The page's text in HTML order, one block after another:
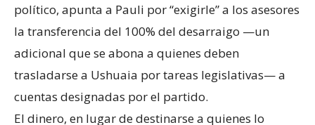
político, apunta a Pauli por “exigirle” a los asesores
la transferencia del 100% del desarraigo —un
adicional que se abona a quienes deben
trasladarse a Ushuaia por tareas legislativas— a
cuentas designadas por el partido.
El dinero, en lugar de destinarse a quienes lo